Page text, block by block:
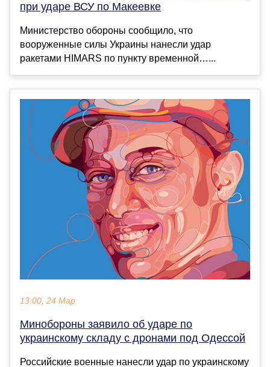
при ударе ВСУ по Макеевке
Министерство обороны сообщило, что
вооруженные силы Украины нанесли удар
ракетами HIMARS по пункту временной…...
13:00, 24 Мар
Минобороны заявило об ударе по
украинскому складу с дронами под Одессой
Российские военные нанесли удар по украинскому